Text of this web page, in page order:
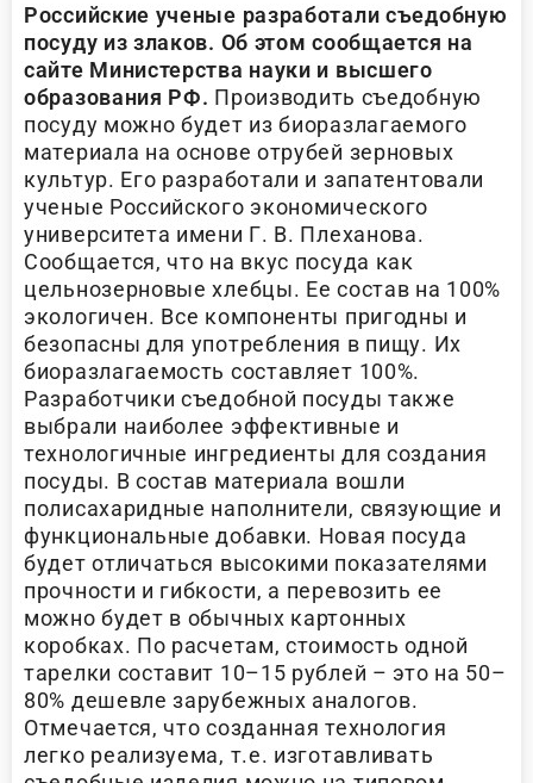
Российские ученые разработали съедобную
посуду из злаков. Об этом сообщается на
сайте Министерства науки и высшего
образования РФ. Производить съедобную
посуду можно будет из биоразлагаемого
материала на основе отрубей зерновых
культур. Его разработали и запатентовали
ученые Российского экономического
университета имени Г. В. Плеханова.
Сообщается, что на вкус посуда как
цельнозерновые хлебцы. Ее состав на 100%
экологичен. Все компоненты пригодны и
безопасны для употребления в пищу. Их
биоразлагаемость составляет 100%.
Разработчики съедобной посуды также
выбрали наиболее эффективные и
технологичные ингредиенты для создания
посуды. В состав материала вошли
полисахаридные наполнители, связующие и
функциональные добавки. Новая посуда
будет отличаться высокими показателями
прочности и гибкости, а перевозить ее
можно будет в обычных картонных
коробках. По расчетам, стоимость одной
тарелки составит 10–15 рублей – это на 50–
80% дешевле зарубежных аналогов.
Отмечается, что созданная технология
легко реализуема, т.е. изготавливать